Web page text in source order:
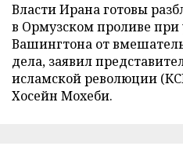
Власти Ирана готовы
в Ормузском проливе при
Вашингтона от
дела, заявил
исламской революции
Хосейн Мохеби.